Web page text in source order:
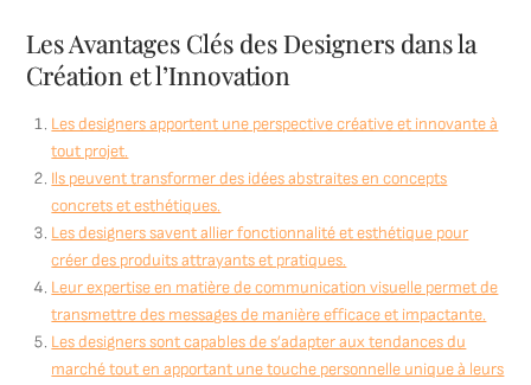
Les Avantages Clés des Designers dans la
Création et l’Innovation
Les designers apportent une perspective créative et innovante à
tout projet.
Ils peuvent transformer des idées abstraites en concepts
concrets et esthétiques.
Les designers savent allier fonctionnalité et esthétique pour
créer des produits attrayants et pratiques.
Leur expertise en matière de communication visuelle permet de
transmettre des messages de manière efficace et impactante.
Les designers sont capables de s’adapter aux tendances du
marché tout en apportant une touche personnelle unique à leurs